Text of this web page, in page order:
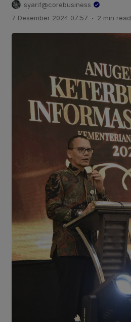
syarif@corebusiness
7 Desember 2024 07:57 . 2 min read